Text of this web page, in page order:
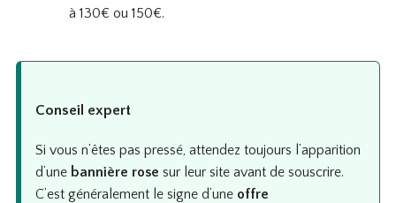
à 130€ ou 150€.
Conseil expert
Si vous n’êtes pas pressé, attendez toujours l’apparition
d’une bannière rose sur leur site avant de souscrire.
C’est généralement le signe d’une offre